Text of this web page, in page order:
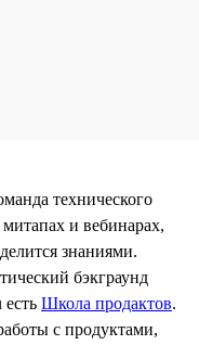
технического
митапах и вебинарах,
знаниями.
бэкграунд
Школа продактов.
с продуктами,